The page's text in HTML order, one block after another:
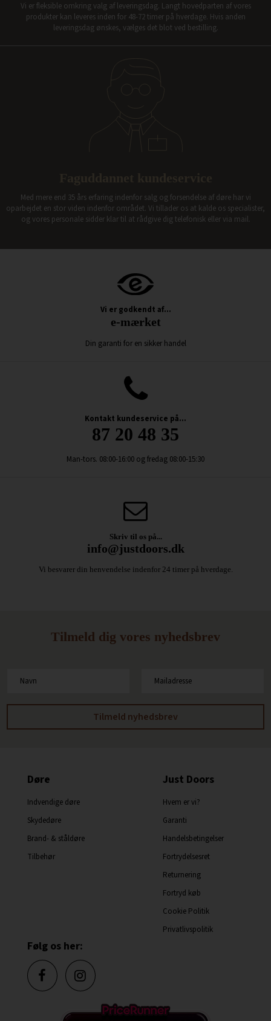
Vi er fleksible omkring valg af leveringsdag. Langt hovedparten af vores
produkter kan leveres inden for 48-72 timer på hverdage. Hvis anden
leveringsdag ønskes, vælges det blot ved bestilling.
Med mere end 35 års erfaring indenfor salg og forsendelse af døre har vi
oparbejdet en stor viden indenfor området. Vi tillader os at kalde os specialister,
og vores personale sidder klar til at rådgive dig telefonisk eller via mail.
Vi er godkendt af...
e-mærket
Din garanti for en sikker handel
Kontakt kundeservice på...
87 20 48 35
Man-tors. 08:00-16:00 og fredag 08:00-15:30
Skriv til os på...
info@justdoors.dk
Vi besvarer din henvendelse indenfor 24 timer på hverdage.
Tilmeld dig vores nyhedsbrev
Døre
Indvendige døre
Skydedøre
Brand- & ståldøre
Tilbehør
Just Doors
Hvem er vi?
Garanti
Handelsbetingelser
Fortrydelsesret
Returnering
Fortryd køb
Cookie Politik
Privatlivspolitik
Følg os her: